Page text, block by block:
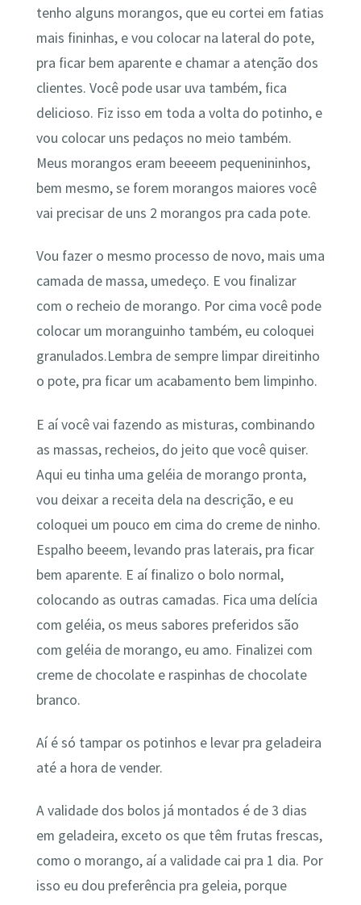
tenho alguns morangos, que eu cortei em fatias
mais fininhas, e vou colocar na lateral do pote,
pra ficar bem aparente e chamar a atenção dos
clientes. Você pode usar uva também, fica
delicioso. Fiz isso em toda a volta do potinho, e
vou colocar uns pedaços no meio também.
Meus morangos eram beeeem pequenininhos,
bem mesmo, se forem morangos maiores você
vai precisar de uns 2 morangos pra cada pote.
Vou fazer o mesmo processo de novo, mais uma
camada de massa, umedeço. E vou finalizar
com o recheio de morango. Por cima você pode
colocar um moranguinho também, eu coloquei
granulados.Lembra de sempre limpar direitinho
o pote, pra ficar um acabamento bem limpinho.
E aí você vai fazendo as misturas, combinando
as massas, recheios, do jeito que você quiser.
Aqui eu tinha uma geléia de morango pronta,
vou deixar a receita dela na descrição, e eu
coloquei um pouco em cima do creme de ninho.
Espalho beeem, levando pras laterais, pra ficar
bem aparente. E aí finalizo o bolo normal,
colocando as outras camadas. Fica uma delícia
com geléia, os meus sabores preferidos são
com geléia de morango, eu amo. Finalizei com
creme de chocolate e raspinhas de chocolate
branco.
Aí é só tampar os potinhos e levar pra geladeira
até a hora de vender.
A validade dos bolos já montados é de 3 dias
em geladeira, exceto os que têm frutas frescas,
como o morango, aí a validade cai pra 1 dia. Por
isso eu dou preferência pra geleia, porque